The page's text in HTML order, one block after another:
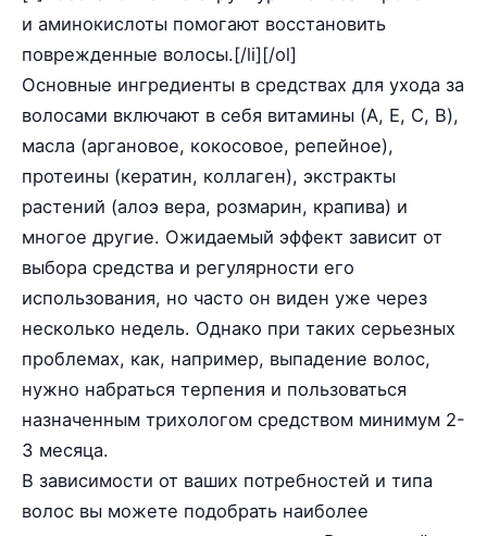
и аминокислоты помогают восстановить
поврежденные волосы.[/li][/ol]
Основные ингредиенты в средствах для ухода за
волосами включают в себя витамины (A, E, C, B),
масла (аргановое, кокосовое, репейное),
протеины (кератин, коллаген), экстракты
растений (алоэ вера, розмарин, крапива) и
многое другие. Ожидаемый эффект зависит от
выбора средства и регулярности его
использования, но часто он виден уже через
несколько недель. Однако при таких серьезных
проблемах, как, например, выпадение волос,
нужно набраться терпения и пользоваться
назначенным трихологом средством минимум 2-
3 месяца.
В зависимости от ваших потребностей и типа
волос вы можете подобрать наиболее